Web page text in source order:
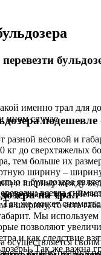
именно трал для
ином случае
разной весовой и
кг до сверхтяжелых
тем больше их
ширину –
и ширину между
нагрузка на трал.
в ширину, то есть
Мы используем
позволяют
и как следствие
Так же важна
в бульдозере
всегда
же может
на трал
осуществляется